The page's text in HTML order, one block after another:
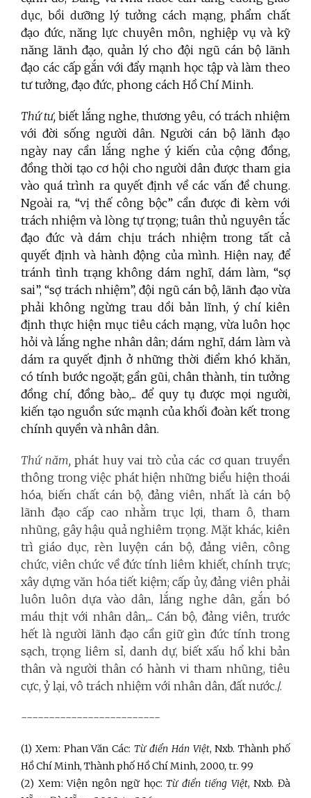
dục, bồi dưỡng lý tưởng cách mạng, phẩm chất
đạo đức, năng lực chuyên môn, nghiệp vụ và kỹ
năng lãnh đạo, quản lý cho đội ngũ cán bộ lãnh
đạo các cấp gắn với đẩy mạnh học tập và làm theo
tư tưởng, đạo đức, phong cách Hồ Chí Minh.
Thứ tư, biết lắng nghe, thương yêu, có trách nhiệm
với đời sống người dân. Người cán bộ lãnh đạo
ngày nay cần lắng nghe ý kiến của cộng đồng,
đồng thời tạo cơ hội cho người dân được tham gia
vào quá trình ra quyết định về các vấn đề chung.
Ngoài ra, “vị thế công bộc” cần được đi kèm với
trách nhiệm và lòng tự trọng; tuân thủ nguyên tắc
đạo đức và dám chịu trách nhiệm trong tất cả
quyết định và hành động của mình. Hiện nay, để
tránh tình trạng không dám nghĩ, dám làm, “sợ
sai”, “sợ trách nhiệm”, đội ngũ cán bộ, lãnh đạo vừa
phải không ngừng trau dồi bản lĩnh, ý chí kiên
định thực hiện mục tiêu cách mạng, vừa luôn học
hỏi và lắng nghe nhân dân; dám nghĩ, dám làm và
dám ra quyết định ở những thời điểm khó khăn,
có tính bước ngoặt; gần gũi, chân thành, tin tưởng
đồng chí, đồng bào,... để quy tụ được mọi người,
kiến tạo nguồn sức mạnh của khối đoàn kết trong
chính quyền và nhân dân.
Thứ năm, phát huy vai trò của các cơ quan truyền
thông trong việc phát hiện những biểu hiện thoái
hóa, biến chất cán bộ, đảng viên, nhất là cán bộ
lãnh đạo cấp cao nhằm trục lợi, tham ô, tham
nhũng, gây hậu quả nghiêm trọng. Mặt khác, kiên
trì giáo dục, rèn luyện cán bộ, đảng viên, công
chức, viên chức về đức tính liêm khiết, chính trực;
xây dựng văn hóa tiết kiệm; cấp ủy, đảng viên phải
luôn luôn dựa vào dân, lắng nghe dân, gắn bó
máu thịt với nhân dân,... Cán bộ, đảng viên, trước
hết là người lãnh đạo cần giữ gìn đức tính trong
sạch, trọng liêm sỉ, danh dự, biết xấu hổ khi bản
thân và người thân có hành vi tham nhũng, tiêu
cực, ỷ lại, vô trách nhiệm với nhân dân, đất nước./.
-------------------------
(1) Xem: Phan Văn Các:Từ điển Hán Việt, Nxb. Thành phố
Hồ Chí Minh, Thành phố Hồ Chí Minh, 2000, tr. 99
(2) Xem: Viện ngôn ngữ học:Từ điển tiếng Việt, Nxb. Đà